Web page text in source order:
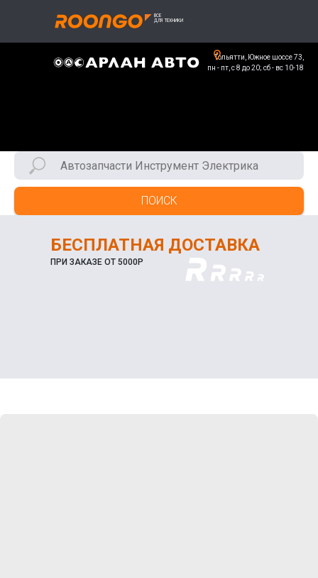
Тольятти, Южное шоссе 73,
пн - пт, с 8 до 20; сб - вс 10-18
ПОИСК
БЕСПЛАТНАЯ ДОСТАВКА
ПРИ ЗАКАЗЕ ОТ 5000Р